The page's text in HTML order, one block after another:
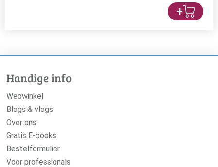
+
Handige info
Webwinkel
Blogs & vlogs
Over ons
Gratis E-books
Bestelformulier
Voor professionals